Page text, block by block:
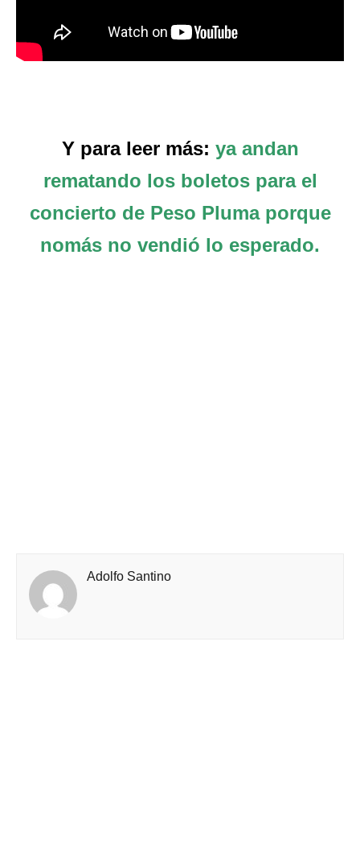
Y para leer más: ya andan
rematando los boletos para el
concierto de Peso Pluma porque
nomás no vendió lo esperado.
Adolfo Santino